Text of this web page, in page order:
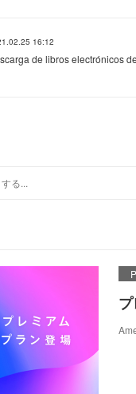
16:12
de libros electrónicos